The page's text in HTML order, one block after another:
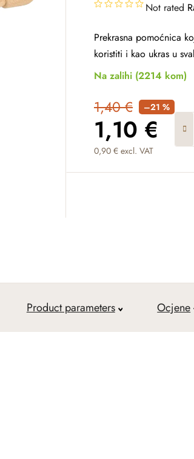
Not rated
Prekrasna pomoćnica
koristiti i kao ukras u
Na zalihi (2214 kom)
1,40 € –21 %
1,10 €
0,90 € excl. VAT
Measure price:
Product parameters Ocjene